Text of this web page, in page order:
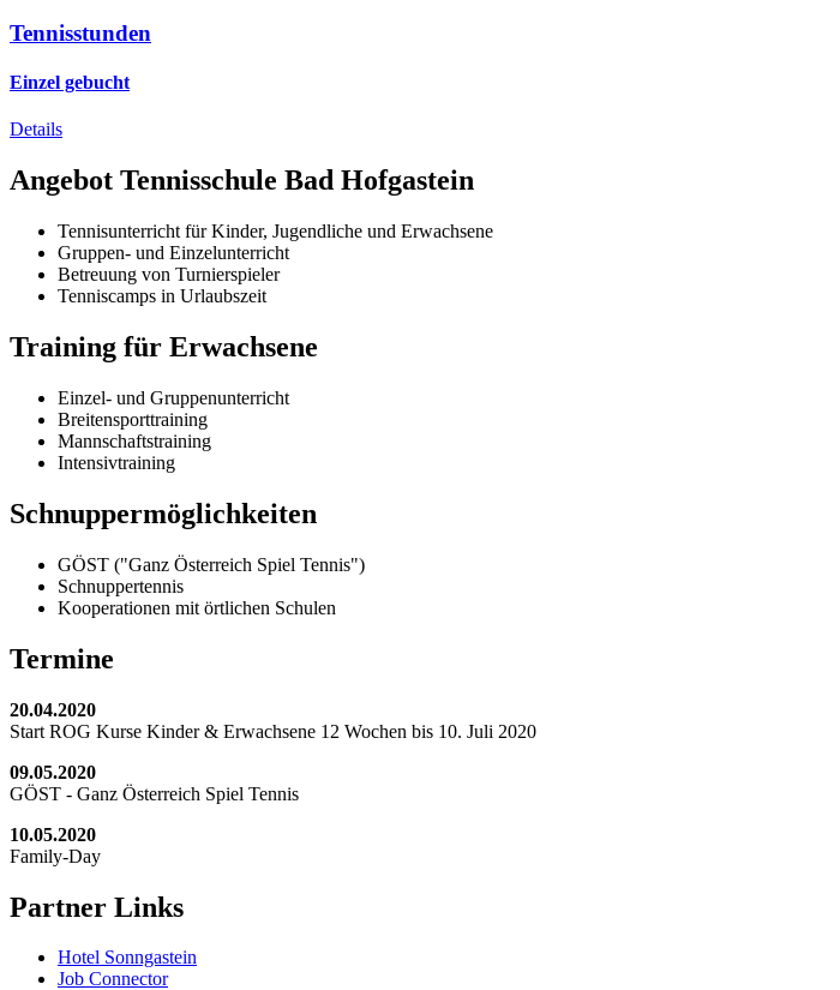
Tennisstunden
Einzel gebucht
Details
Angebot Tennisschule Bad Hofgastein
Tennisunterricht für Kinder, Jugendliche und Erwachsene
Gruppen- und Einzelunterricht
Betreuung von Turnierspieler
Tenniscamps in Urlaubszeit
Training für Erwachsene
Einzel- und Gruppenunterricht
Breitensporttraining
Mannschaftstraining
Intensivtraining
Schnuppermöglichkeiten
GÖST ("Ganz Österreich Spiel Tennis")
Schnuppertennis
Kooperationen mit örtlichen Schulen
Termine
20.04.2020
Start ROG Kurse Kinder & Erwachsene 12 Wochen bis 10. Juli 2020
09.05.2020
GÖST - Ganz Österreich Spiel Tennis
10.05.2020
Family-Day
Partner Links
Hotel Sonngastein
Job Connector